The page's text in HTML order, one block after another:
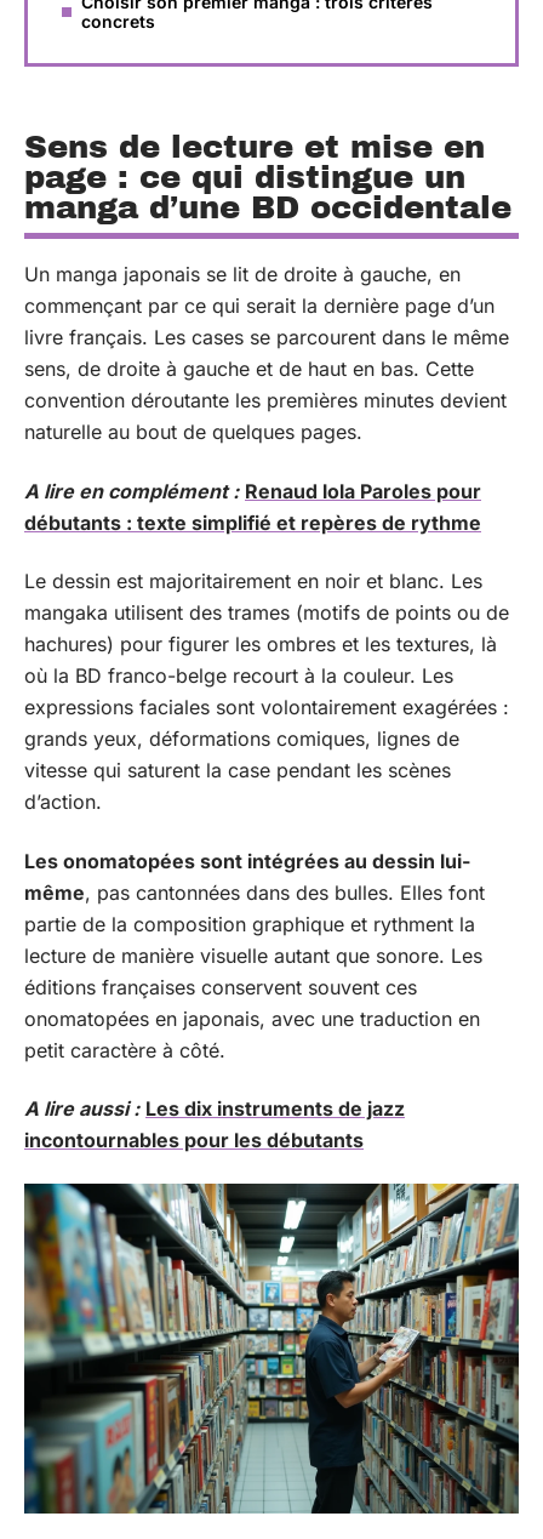
concrets
Sens de lecture et mise en
page : ce qui distingue un
manga d’une BD occidentale
Un manga japonais se lit de droite à gauche, en
commençant par ce qui serait la dernière page d’un
livre français. Les cases se parcourent dans le même
sens, de droite à gauche et de haut en bas. Cette
convention déroutante les premières minutes devient
naturelle au bout de quelques pages.
A lire en complément : Renaud lola Paroles pour
débutants : texte simplifié et repères de rythme
Le dessin est majoritairement en noir et blanc. Les
mangaka utilisent des trames (motifs de points ou de
hachures) pour figurer les ombres et les textures, là
où la BD franco-belge recourt à la couleur. Les
expressions faciales sont volontairement exagérées :
grands yeux, déformations comiques, lignes de
vitesse qui saturent la case pendant les scènes
d’action.
Les onomatopées sont intégrées au dessin lui-
même, pas cantonnées dans des bulles. Elles font
partie de la composition graphique et rythment la
lecture de manière visuelle autant que sonore. Les
éditions françaises conservent souvent ces
onomatopées en japonais, avec une traduction en
petit caractère à côté.
A lire aussi : Les dix instruments de jazz
incontournables pour les débutants